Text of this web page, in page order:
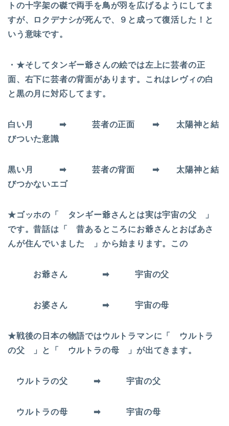
トの十字架の磔で両手を鳥が羽を広げるようにしてま
すが、ロクデナシが死んで、９と成って復活した！と
いう意味です。
・★そしてタンギー爺さんの絵では左上に芸者の正
面、右下に芸者の背面があります。これはレヴィの白
と黒の月に対応してます。
白い月 ➡ 芸者の正面 ➡ 太陽神と結
びついた意識
黒い月 ➡ 芸者の背面 ➡ 太陽神と結
びつかないエゴ
★ゴッホの「 タンギー爺さんとは実は宇宙の父 」
です。昔話は「 昔あるところにお爺さんとおばあさ
んが住んでいました 」から始まります。この
お爺さん ➡ 宇宙の父
お婆さん ➡ 宇宙の母
★戦後の日本の物語ではウルトラマンに「 ウルトラ
の父 」と「 ウルトラの母 」が出てきます。
ウルトラの父 ➡ 宇宙の父
ウルトラの母 ➡ 宇宙の母